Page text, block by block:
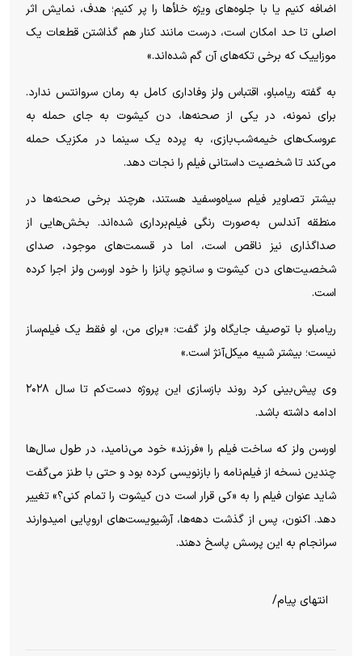
اضافه کنیم یا با جلوه‌های ویژه خلأها را پر کنیم؛ هدف، نمایش اثر
اصلی تا حد امکان است، درست مانند کنار هم گذاشتن قطعات یک
موزاییک که برخی تکه‌های آن گم شده‌اند.»
به گفته ریامباو، اقتباس ولز وفاداری کامل به رمان سروانتس ندارد.
برای نمونه، در یکی از صحنه‌ها، دن کیشوت به جای حمله به
عروسک‌های خیمه‌شب‌بازی، به پرده یک سینما در مکزیک حمله
می‌کند تا شخصیت داستانی فیلم را نجات دهد.
بیشتر تصاویر فیلم سیاه‌وسفید هستند، هرچند برخی صحنه‌ها در
منطقه آندلس به‌صورت رنگی فیلم‌برداری شده‌اند. بخش‌هایی از
صداگذاری نیز ناقص است، اما در قسمت‌های موجود، صدای
شخصیت‌های دن کیشوت و سانچو پانزا را خود اورسن ولز اجرا کرده
است.
ریامباو با توصیف جایگاه ولز گفت: «برای من، او فقط یک فیلم‌ساز
نیست؛ بیشتر شبیه میکل‌آنژ است.»
وی پیش‌بینی کرد روند بازسازی این پروژه دست‌کم تا سال ۲۰۲۸
ادامه داشته باشد.
اورسن ولز که ساخت فیلم را «فرزند» خود می‌نامید، در طول سال‌ها
چندین نسخه از فیلم‌نامه را بازنویسی کرده بود و حتی با طنز می‌گفت
شاید عنوان فیلم را به «کی قرار است دن کیشوت را تمام کنی؟» تغییر
دهد. اکنون، پس از گذشت دهه‌ها، آرشیویست‌های اروپایی امیدوارند
سرانجام به این پرسش پاسخ دهند.
انتهای پیام/